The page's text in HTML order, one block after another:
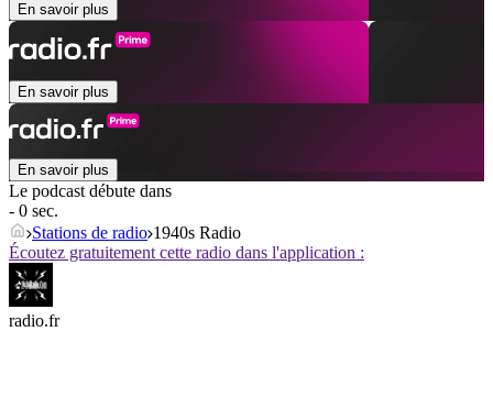
En savoir plus
En savoir plus
En savoir plus
Le podcast débute dans
- 0 sec.
Stations de radio 1940s Radio
Écoutez gratuitement cette radio dans l'application :
radio.fr